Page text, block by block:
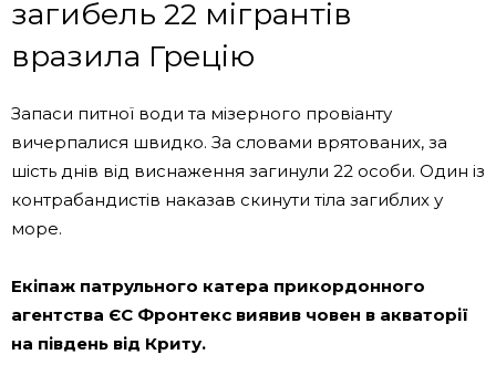
загибель 22 мігрантів
вразила Грецію
Запаси питної води та мізерного провіанту
вичерпалися швидко. За словами врятованих, за
шість днів від виснаження загинули 22 особи. Один із
контрабандистів наказав скинути тіла загиблих у
море.
Екіпаж патрульного катера прикордонного
агентства ЄС Фронтекс виявив човен в акваторії
на південь від Криту.